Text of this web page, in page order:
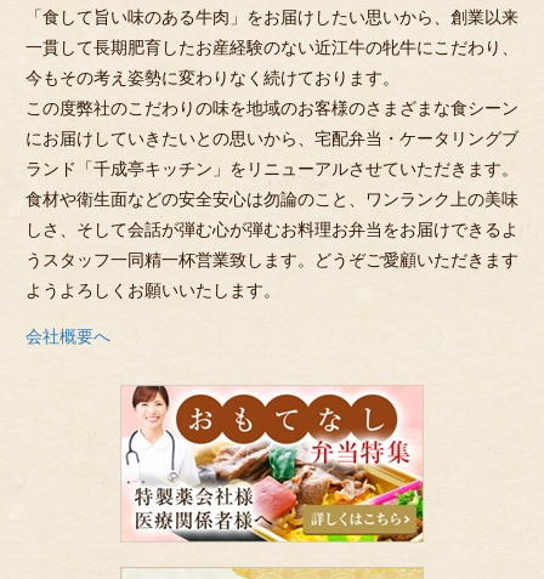
「食して旨い味のある牛肉」をお届けしたい思いから、創業以来
一貫して長期肥育したお産経験のない近江牛の牝牛にこだわり、
今もその考え姿勢に変わりなく続けております。
この度弊社のこだわりの味を地域のお客様のさまざまな食シーン
にお届けしていきたいとの思いから、宅配弁当・ケータリングブ
ランド「千成亭キッチン」をリニューアルさせていただきます。
食材や衛生面などの安全安心は勿論のこと、ワンランク上の美味
しさ、そして会話が弾む心が弾むお料理お弁当をお届けできるよ
うスタッフ一同精一杯営業致します。どうぞご愛顧いただきます
ようよろしくお願いいたします。
会社概要へ
お
て
な
し
弁
当
特